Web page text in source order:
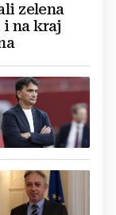
zelena
na kraj